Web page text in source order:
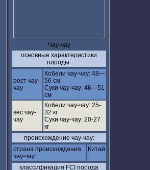
Чау-чау
основные характеристики
породы:
рост чау-
чау
Кобели чау-чау: 48—
56 см
Суки чау-чау: 46—51
см
вес чау-
чау
Кобели чау-чау: 25-
32 кг
Суки чау-чау: 20-27
кг
происхождение чау-чау:
страна происхождения
чау-чау
Китай
классификация FCI порода